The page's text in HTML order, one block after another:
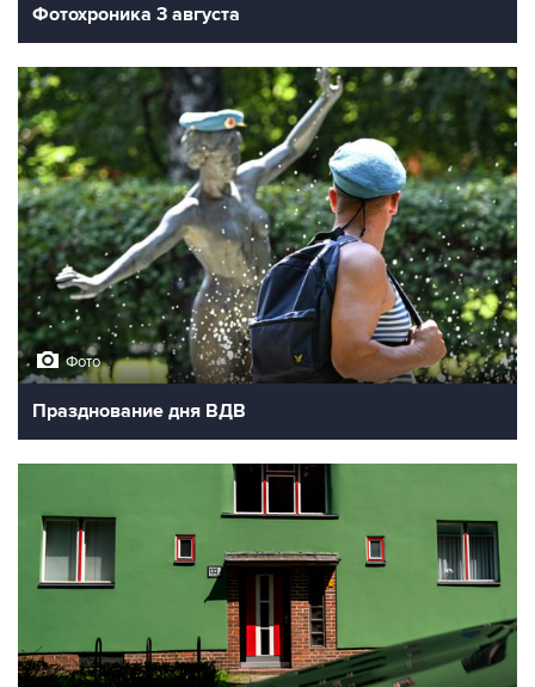
Фотохроника 3 августа
Фото
Празднование дня ВДВ